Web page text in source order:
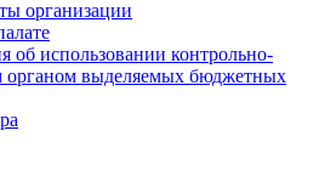
организации
об использовании контрольно-
органом выделяемых бюджетных